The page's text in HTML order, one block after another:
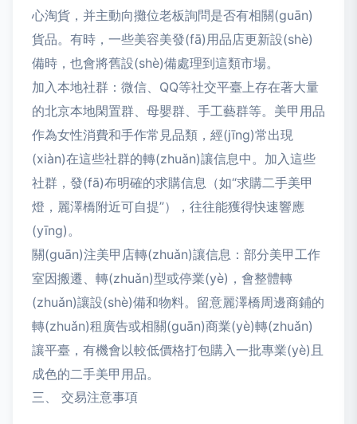
心淘貨，并主動向攤位老板詢問是否有相關(guān)
貨品。有時，一些美容美發(fā)用品店更新設(shè)
備時，也會將舊設(shè)備處理到這類市場。
加入本地社群：微信、QQ等社交平臺上存在著大量
的北京本地閑置群、母嬰群、手工藝群等。美甲用品
作為女性消費和手作常見品類，經(jīng)常出現
(xiàn)在這些社群的轉(zhuǎn)讓信息中。加入這些
社群，發(fā)布明確的求購信息（如“求購二手美甲
燈，麗澤橋附近可自提”），往往能獲得快速響應
(yīng)。
關(guān)注美甲店轉(zhuǎn)讓信息：部分美甲工作
室因搬遷、轉(zhuǎn)型或停業(yè)，會整體轉
(zhuǎn)讓設(shè)備和物料。留意麗澤橋周邊商鋪的
轉(zhuǎn)租廣告或相關(guān)商業(yè)轉(zhuǎn)
讓平臺，有機會以較低價格打包購入一批專業(yè)且
成色的二手美甲用品。
三、 交易注意事項